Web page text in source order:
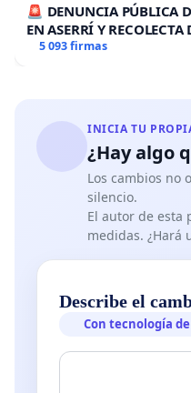
🚨 DENUNCIA PÚBLICA
EN ASERRÍ Y
5 093 firmas
INICIA TU
¿Hay algo
Los cambios no
silencio.
El autor de esta
medidas. ¿Hará
Describe el
Con tecnología